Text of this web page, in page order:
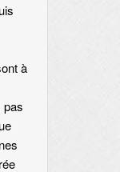
à
pas